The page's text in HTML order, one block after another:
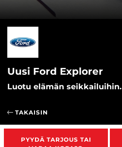
Uusi Ford Explorer
Luotu elämän seikkailuihin.
TAKAISIN
PYYDÄ TARJOUS TAI